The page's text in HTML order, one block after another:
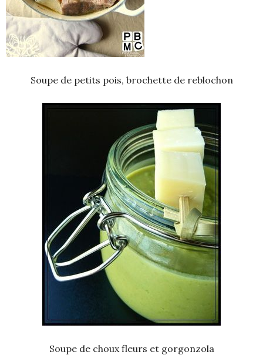
Soupe de petits pois, brochette de reblochon
Soupe de choux fleurs et gorgonzola